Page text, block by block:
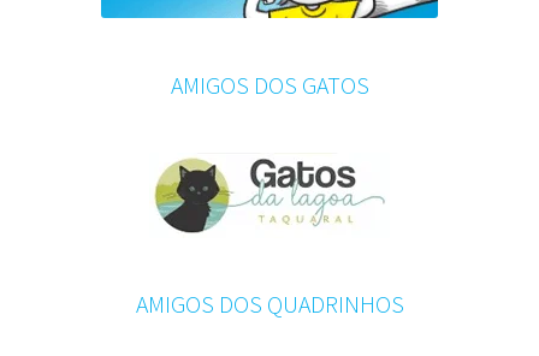
AMIGOS DOS GATOS
AMIGOS DOS QUADRINHOS